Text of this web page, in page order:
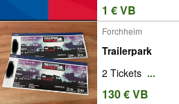
1 € VB
Forchheim
Trailerpark
2 Tickets ...
130 € VB